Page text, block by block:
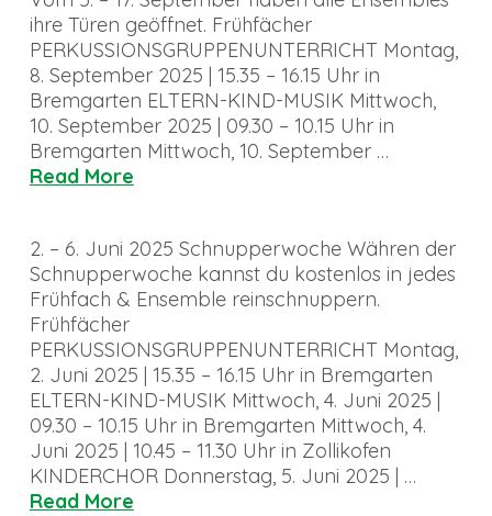
ihre Türen geöffnet. Frühfächer
PERKUSSIONSGRUPPENUNTERRICHT Montag,
8. September 2025 | 15.35 – 16.15 Uhr in
Bremgarten ELTERN-KIND-MUSIK Mittwoch,
10. September 2025 | 09.30 – 10.15 Uhr in
Bremgarten Mittwoch, 10. September …
Read More
2. – 6. Juni 2025 Schnupperwoche Währen der
Schnupperwoche kannst du kostenlos in jedes
Frühfach & Ensemble reinschnuppern.
Frühfächer
PERKUSSIONSGRUPPENUNTERRICHT Montag,
2. Juni 2025 | 15.35 – 16.15 Uhr in Bremgarten
ELTERN-KIND-MUSIK Mittwoch, 4. Juni 2025 |
09.30 – 10.15 Uhr in Bremgarten Mittwoch, 4.
Juni 2025 | 10.45 – 11.30 Uhr in Zollikofen
KINDERCHOR Donnerstag, 5. Juni 2025 | …
Read More